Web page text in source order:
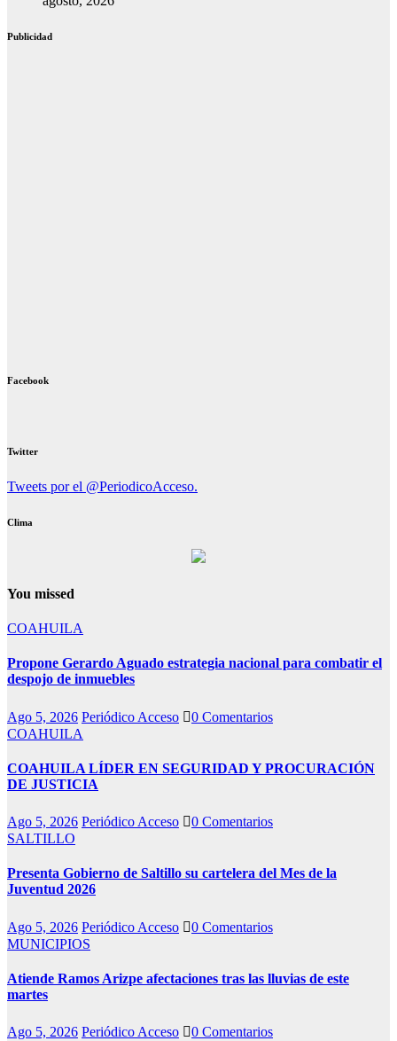
Publicidad
Facebook
Twitter
Tweets por el @PeriodicoAcceso.
Clima
You missed
COAHUILA
Propone Gerardo Aguado estrategia nacional para combatir el
despojo de inmuebles
Ago 5, 2026 Periódico Acceso
0 Comentarios
COAHUILA
COAHUILA LÍDER EN SEGURIDAD Y PROCURACIÓN
DE JUSTICIA
Ago 5, 2026 Periódico Acceso
0 Comentarios
SALTILLO
Presenta Gobierno de Saltillo su cartelera del Mes de la
Juventud 2026
Ago 5, 2026 Periódico Acceso
0 Comentarios
MUNICIPIOS
Atiende Ramos Arizpe afectaciones tras las lluvias de este
martes
Ago 5, 2026 Periódico Acceso 0 Comentarios